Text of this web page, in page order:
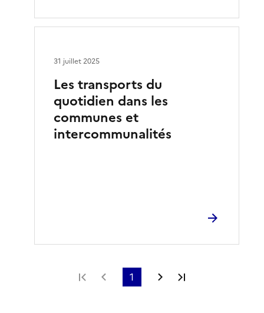
Les transports du
quotidien dans les
communes et
intercommunalités
31 juillet 2025
Première page
Page précédente
1 Page suivante